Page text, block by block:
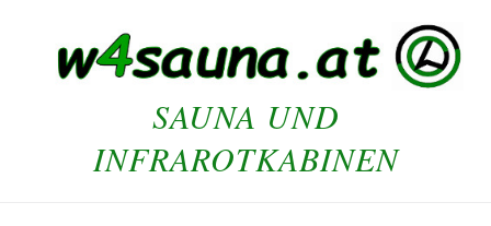
SAUNA UND
INFRAROTKABINEN